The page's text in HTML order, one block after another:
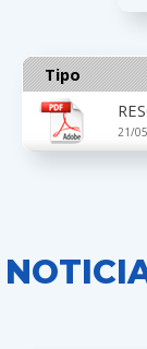
Tipo
21/